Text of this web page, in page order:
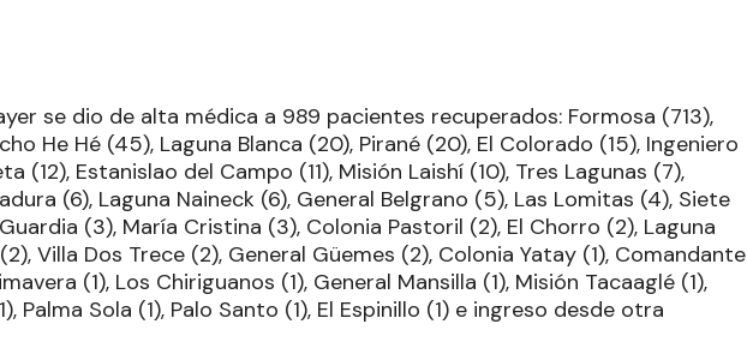
se dio de alta médica a 989 pacientes recuperados: Formosa (713),
He Hé (45), Laguna Blanca (20), Pirané (20), El Colorado (15), Ingeniero
(12), Estanislao del Campo (11), Misión Laishí (10), Tres Lagunas (7),
(6), Laguna Naineck (6), General Belgrano (5), Las Lomitas (4), Siete
(3), María Cristina (3), Colonia Pastoril (2), El Chorro (2), Laguna
Villa Dos Trece (2), General Güemes (2), Colonia Yatay (1), Comandante
(1), Los Chiriguanos (1), General Mansilla (1), Misión Tacaaglé (1),
Palma Sola (1), Palo Santo (1), El Espinillo (1) e ingreso desde otra